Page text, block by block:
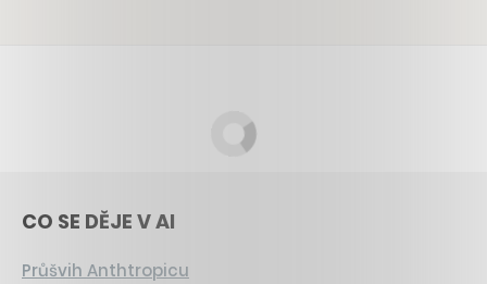
CO SE DĚJE V AI
Průšvih Anthtropicu